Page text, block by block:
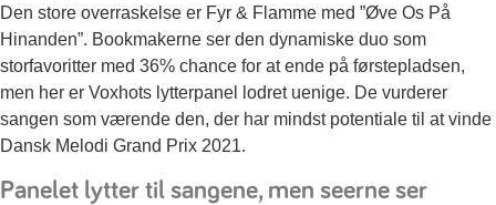
Den store overraskelse er Fyr & Flamme med ”Øve Os På
Hinanden”. Bookmakerne ser den dynamiske duo som
storfavoritter med 36% chance for at ende på førstepladsen,
men her er Voxhots lytterpanel lodret uenige. De vurderer
sangen som værende den, der har mindst potentiale til at vinde
Dansk Melodi Grand Prix 2021.
Panelet lytter til sangene, men seerne ser